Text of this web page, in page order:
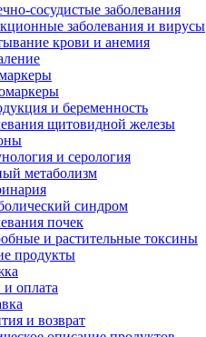
сосудистые заболевания
заболевания и вирусы
крови и анемия
и беременность
щитовидной железы
и серология
метаболизм
синдром
почек
и растительные токсины
продукты
оплата
и возврат